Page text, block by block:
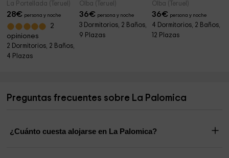
La Portellada (Teruel)
28€ persona y noche
2
opiniones
2 Dormitorios, 2 Baños,
4 Plazas
Olba (Teruel)
36€ persona y noche
3 Dormitorios, 2 Baños,
9 Plazas
Olba (Teruel)
36€ persona y noche
4 Dormitorios, 2 Baños,
12 Plazas
Preguntas frecuentes sobre La Palomica
¿Cuánto cuesta alojarse en La Palomica?